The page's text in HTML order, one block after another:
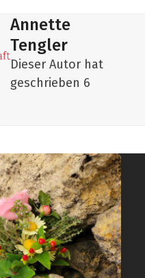
Annette
Tengler
Dieser Autor hat
geschrieben 6